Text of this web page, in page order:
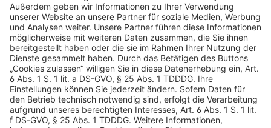
AGB Datenschutz
Impressum
Sicherheitshinweis
Compliance